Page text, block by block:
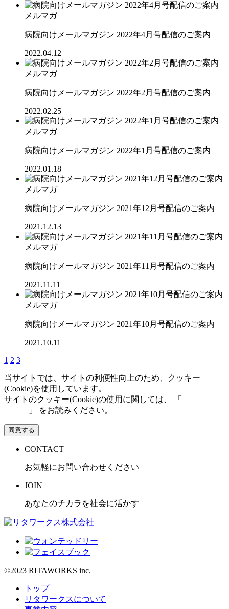
メルマガ
病院向けメールマガジン 2022年4月号配信のご案内
2022.04.12
メルマガ
病院向けメールマガジン 2022年2月号配信のご案内
2022.02.25
メルマガ
病院向けメールマガジン 2022年1月号配信のご案内
2022.01.18
メルマガ
病院向けメールマガジン 2021年12月号配信のご案内
2021.12.13
メルマガ
病院向けメールマガジン 2021年11月号配信のご案内
2021.11.11
メルマガ
病院向けメールマガジン 2021年10月号配信のご案内
2021.10.11
1 2 3
当サイトでは、サイトの利便性向上のため、クッキー
(Cookie)を使用しています。
サイトのクッキー(Cookie)の使用に関しては、 「
」 をお読みください。
同意する
CONTACT
お気軽にお問い合わせください
JOIN
あなたのチカラを社会に活かす
©2023 RITAWORKS inc.
トップ
リタワークスについて